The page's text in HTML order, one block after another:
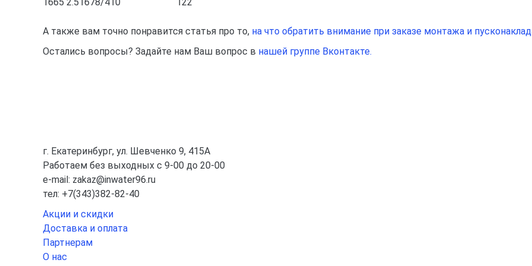
А также вам точно понравится статья про то, на что обратить внимание при заказе монтажа и
Остались вопросы? Задайте нам Ваш вопрос в нашей группе Вконтакте.
г. Екатеринбург, ул. Шевченко 9, 415А
Работаем без выходных с 9-00 до 20-00
e-mail: zakaz@inwater96.ru
тел: +7(343)382-82-40
Акции и скидки
Доставка и оплата
Партнерам
О нас